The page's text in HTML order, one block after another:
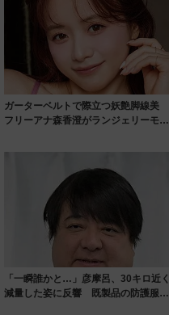
ガーターベルトで際立つ妖艶脚線美
フリーアナ森香澄がランジェリーモデ
「一瞬誰かと…」彦摩呂、30キロ近く
減量した姿に反響 既製品の防護服が